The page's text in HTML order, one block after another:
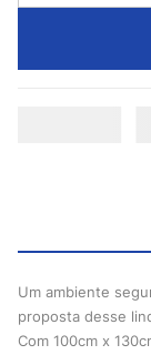
Um ambiente
proposta desse
Com 100cm x